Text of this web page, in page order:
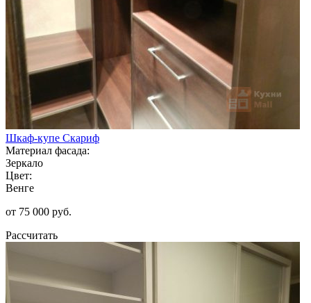
Шкаф-купе Скариф
Материал фасада:
Зеркало
Цвет:
Венге
от 75 000 руб.
Рассчитать